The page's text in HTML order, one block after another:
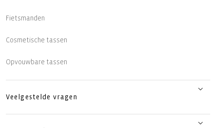
Fietsmanden
Cosmetische tassen
Opvouwbare tassen
Veelgestelde vragen